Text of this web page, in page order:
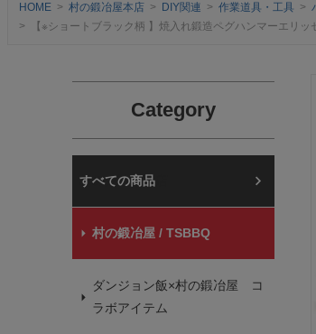
HOME 村の鍛冶屋本店 DIY関連 作業道具・工具
【※ショートブラック柄 】焼入れ鍛造ペグハンマーエリ
Category
村の鍛冶屋本店
村の鍛冶屋 / TSBBQ
ダンジョン飯×村の鍛冶屋 コ
ラボアイテム